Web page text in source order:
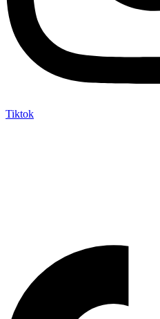
Tiktok